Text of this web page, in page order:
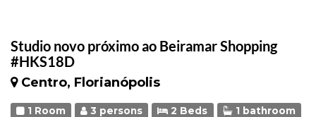
Studio novo próximo ao Beiramar Shopping
#HKS18D
Centro, Florianópolis
1 Room 3 persons 2 Beds 1 bathroom